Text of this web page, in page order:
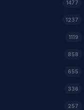
1477
1237
1119
858
655
336
257